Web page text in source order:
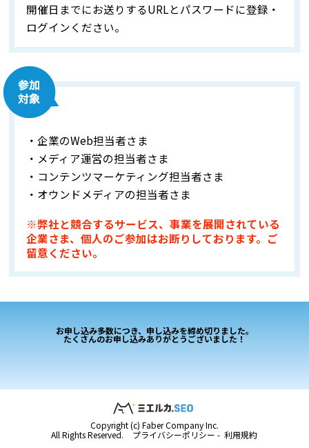
開催日までにお送りするURLとパスワードに登録・
ログインください。
・企業のWeb担当者さま
・メディア運営の担当者さま
・コンテンツマーケティング担当者さま
・オウンドメディアの担当者さま
※弊社と競合するサービス、事業を展開されている
企業さま、個人のご参加はお断りしております。ご
留意ください。
お申し込み多数につき、申し込みを締め切りました。
たくさんのお申し込みありがとうございました！
Copyright (c) Faber Company Inc.
All Rights Reserved.
プライバシーポリシー -利用規約